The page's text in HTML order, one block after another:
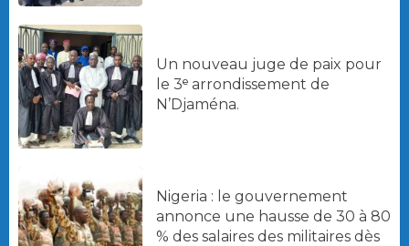
Un nouveau juge de paix pour
le 3ᵉ arrondissement de
N’Djaména.
Nigeria : le gouvernement
annonce une hausse de 30 à 80
% des salaires des militaires dès